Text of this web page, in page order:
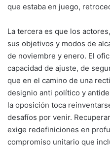
que estaba en juego,
La tercera es que los
sus objetivos y modos de
de noviembre y enero. El
capacidad de ajuste, de
que en el camino de una
designio anti político y
la oposición toca
desafíos por venir.
exige redefiniciones en
compromiso unitario que